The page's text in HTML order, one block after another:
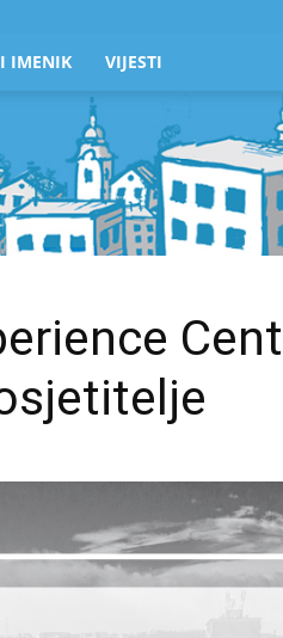
IMENIK VIJESTI